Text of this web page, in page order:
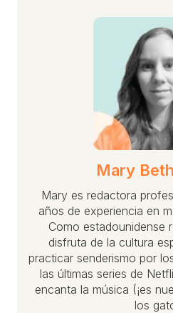
Mary
Mary es redactora
años de experiencia en
Como estadounidense
disfruta de la cultura
practicar senderismo por
las últimas series de
encanta la música (¡es
los